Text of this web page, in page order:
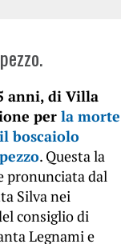
anni, di Villa
per la morte
boscaiolo
. Questa la
pronunciata dal
Silva nei
consiglio di
Legnami e